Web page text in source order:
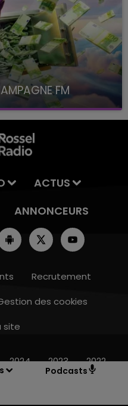
Podcasts
FM
FM, à 8H10
ACTUS
ANNONCEURS
Recrutement
des cookies
site
2024 2023 2022